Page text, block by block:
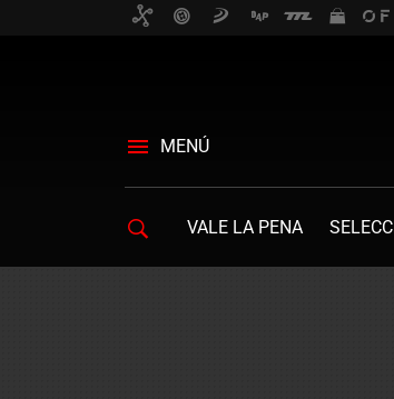
MENÚ
VALE LA PENA